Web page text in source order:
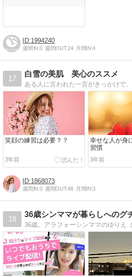
1994240
週間IN:0 週間OUT:24 月間IN:4
17
白雪の美肌 美心のススメ
笑顔の練習は必要？？
3年前
幸せな人が身
習慣
3年前
1868073
週間IN:0 週間OUT:48 月間IN:3
18